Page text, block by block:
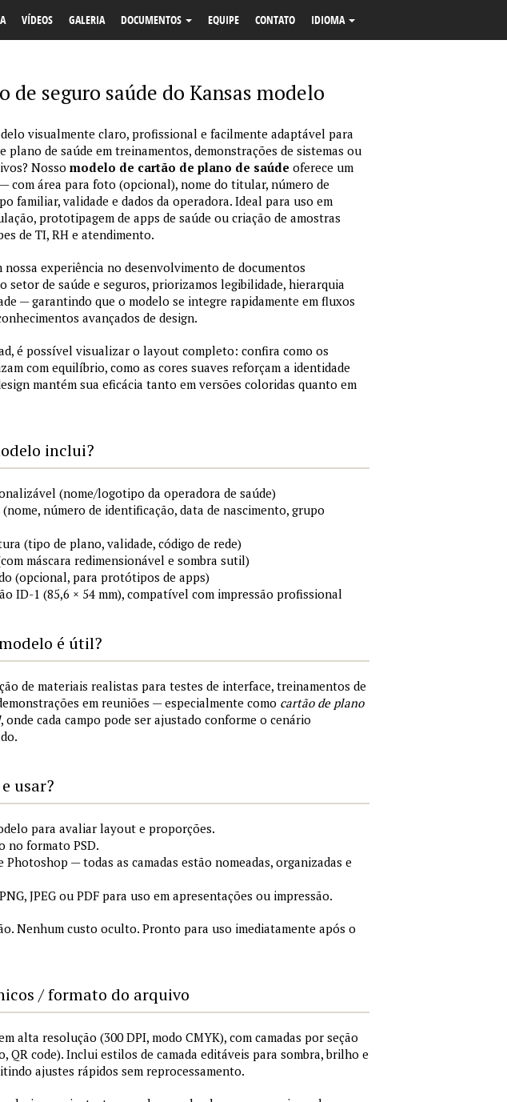
VÍDEOS GALERIA DOCUMENTOS EQUIPE CONTATO IDIOMA
de seguro saúde do Kansas modelo
visualmente claro, profissional e facilmente adaptável para
plano de saúde em treinamentos, demonstrações de sistemas ou
Nosso modelo de cartão de plano de saúde oferece um
com área para foto (opcional), nome do titular, número de
familiar, validade e dados da operadora. Ideal para uso em
prototipagem de apps de saúde ou criação de amostras
de TI, RH e atendimento.
nossa experiência no desenvolvimento de documentos
setor de saúde e seguros, priorizamos legibilidade, hierarquia
— garantindo que o modelo se integre rapidamente em fluxos
avançados de design.
é possível visualizar o layout completo: confira como os
com equilíbrio, como as cores suaves reforçam a identidade
mantém sua eficácia tanto em versões coloridas quanto em
inclui?
(nome/logotipo da operadora de saúde)
número de identificação, data de nascimento, grupo
(tipo de plano, validade, código de rede)
máscara redimensionável e sombra sutil)
(opcional, para protótipos de apps)
ID-1 (85,6 × 54 mm), compatível com impressão profissional
é útil?
de materiais realistas para testes de interface, treinamentos de
em reuniões — especialmente como cartão de plano
, onde cada campo pode ser ajustado conforme o cenário
usar?
para avaliar layout e proporções.
no formato PSD.
Photoshop — todas as camadas estão nomeadas, organizadas e
JPEG ou PDF para uso em apresentações ou impressão.
Nenhum custo oculto. Pronto para uso imediatamente após o
/ formato do arquivo
alta resolução (300 DPI, modo CMYK), com camadas por seção
QR code). Inclui estilos de camada editáveis para sombra, brilho e
ajustes rápidos sem reprocessamento.